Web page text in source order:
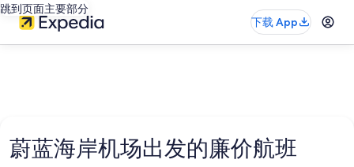
跳到页面主要部分
下载 App
蔚蓝海岸机场出发的廉价航班